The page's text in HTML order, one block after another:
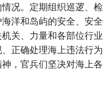
况。定期组织巡逻、检
洋和岛屿的安全、安全
关、力量和各部位行业
正确处理海上违法行为
，官兵们坚决对海上各